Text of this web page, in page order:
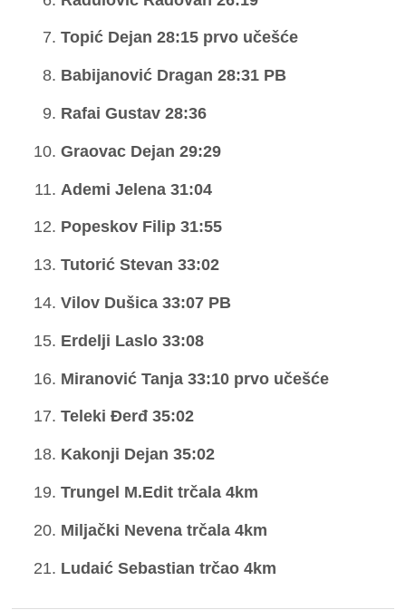
Topić Dejan 28:15 prvo učešće
Babijanović Dragan 28:31 PB
Rafai Gustav 28:36
Graovac Dejan 29:29
Ademi Jelena 31:04
Popeskov Filip 31:55
Tutorić Stevan 33:02
Vilov Dušica 33:07 PB
Erdelji Laslo 33:08
Miranović Tanja 33:10 prvo učešće
Teleki Đerđ 35:02
Kakonji Dejan 35:02
Trungel M.Edit trčala 4km
Miljački Nevena trčala 4km
Ludaić Sebastian trčao 4km